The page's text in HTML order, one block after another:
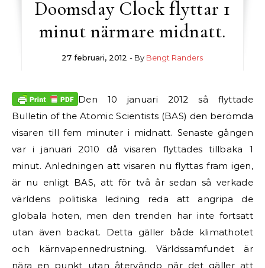
Doomsday Clock flyttar 1
minut närmare midnatt.
27 februari, 2012 - By Bengt Randers
Den 10 januari 2012 så flyttade
Bulletin of the Atomic Scientists (BAS) den berömda
visaren till fem minuter i midnatt. Senaste gången
var i januari 2010 då visaren flyttades tillbaka 1
minut. Anledningen att visaren nu flyttas fram igen,
är nu enligt BAS, att för två år sedan så verkade
världens politiska ledning reda att angripa de
globala hoten, men den trenden har inte fortsatt
utan även backat. Detta gäller både klimathotet
och kärnvapennedrustning. Världssamfundet är
nära en punkt utan återvändo när det gäller att